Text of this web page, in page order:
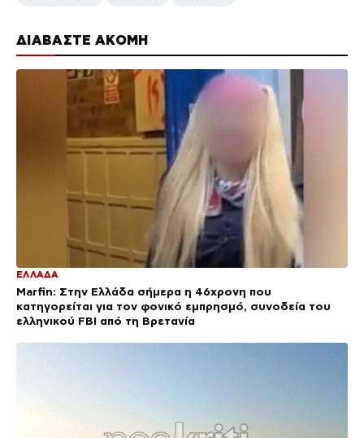
ΔΙΑΒΑΣΤΕ ΑΚΟΜΗ
ΕΛΛΑΔΑ
Marfin: Στην Ελλάδα σήμερα η 46χρονη που
κατηγορείται για τον φονικό εμπρησμό, συνοδεία του
ελληνικού FBI από τη Βρετανία